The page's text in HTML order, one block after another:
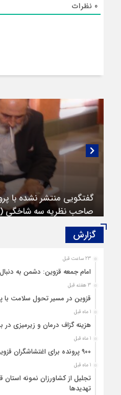
0 نظرات
گفتگویی منتشر نشده با
صاحب نظریه سه‌ شاخگی (۳C)
گزارش‌
23 ساعت قبل
امام جمعه قزوین: دشمن به
3 هفته قبل
قزوین در مسیر تحول سلامت
1 ماه قبل
هزینه‌ گزاف درمان و
1 ماه قبل
۹۰۰ پرونده برای اغتشاشگران قزوین تشکیل شده است
1 ماه قبل
تجلیل از کشاورزان نمونه استان
تهدیدها